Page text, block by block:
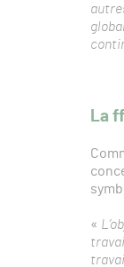
La
«